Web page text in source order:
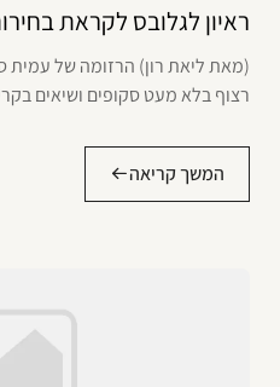
ראיון לגלובס לקראת בחירות
רצוף בלא מעט סקופים ושיאים
המשך קריאה